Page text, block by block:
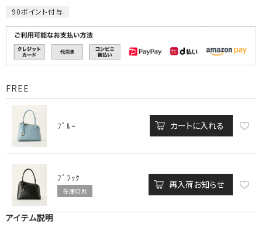
90ポイント付与
FREE
ﾌﾞﾙｰ カートに入れる
ﾌﾞﾗｯｸ
在庫切れ
再入荷お知らせ
アイテム説明